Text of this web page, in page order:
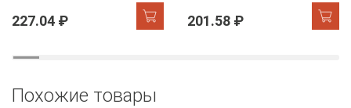
227.04 ₽ 201.58 ₽
Похожие товары